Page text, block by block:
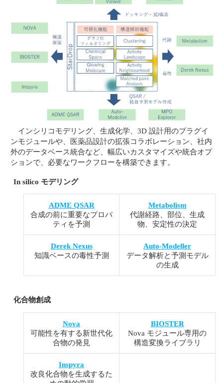
インシリコモデリング、生成化学、3D 設計用のプラグイ
ンモジュールや、医薬品設計の拡張コラボレーション、社内
外のデータベース統合など、幅広いカスタマイズや統合オプ
ションで、必要なワークフローを構築できます。
In silico モデリング
ADME QSAR
合成の前に重要なプロパ
ティを予測
Metabolism
代謝経路、部位、生成
物、安定性の決定
Derek Nexus
知識ベースの毒性予測
Auto-Modeller
データ解析と予測モデル
の生成
化合物創成
Nova
可能性を有する新世代化
合物の発見
BIOSTER
Nova モジュール専用の
構造変換ライブラリ
Inspyra
改良化合物を生成するた